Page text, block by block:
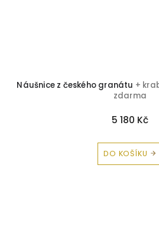
Náušnice z českého granátu +
zdarma
5 180 Kč
DO KOŠÍKU